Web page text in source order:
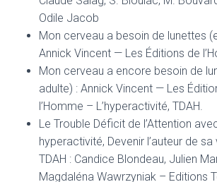
Odile Jacob
Mon cerveau a besoin de lunettes
Annick Vincent — Les Éditions de
Mon cerveau a encore besoin de
adulte) : Annick Vincent — Les
l’Homme – L’hyperactivité, TDAH.
Le Trouble Déficit de l’Attention
hyperactivité, Devenir l’auteur de
TDAH : Candice Blondeau, Julien
Magdaléna Wawrzyniak – Editions